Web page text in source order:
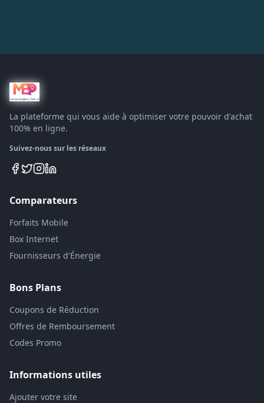
La plateforme qui vous aide à optimiser votre pouvoir d'achat
100% en ligne.
Suivez-nous sur les réseaux
Comparateurs
Forfaits Mobile
Box Internet
Fournisseurs d'Énergie
Bons Plans
Coupons de Réduction
Offres de Remboursement
Codes Promo
Informations utiles
Ajouter votre site